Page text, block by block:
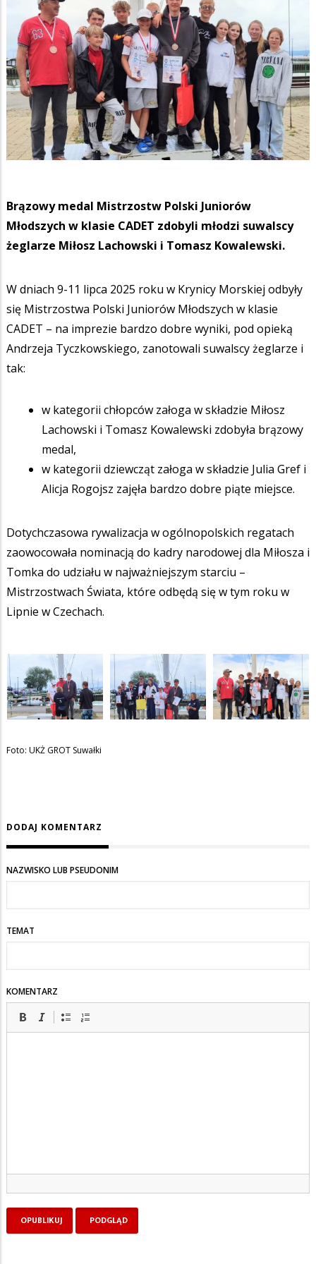
Brązowy medal Mistrzostw Polski Juniorów
Młodszych w klasie CADET zdobyli młodzi suwalscy
żeglarze Miłosz Lachowski i Tomasz Kowalewski.
W dniach 9-11 lipca 2025 roku w Krynicy Morskiej odbyły
się Mistrzostwa Polski Juniorów Młodszych w klasie
CADET – na imprezie bardzo dobre wyniki, pod opieką
Andrzeja Tyczkowskiego, zanotowali suwalscy żeglarze i
tak:
w kategorii chłopców załoga w składzie Miłosz
Lachowski i Tomasz Kowalewski zdobyła brązowy
medal,
w kategorii dziewcząt załoga w składzie Julia Gref i
Alicja Rogojsz zajęła bardzo dobre piąte miejsce.
Dotychczasowa rywalizacja w ogólnopolskich regatach
zaowocowała nominacją do kadry narodowej dla Miłosza i
Tomka do udziału w najważniejszym starciu –
Mistrzostwach Świata, które odbędą się w tym roku w
Lipnie w Czechach.
Foto: UKŻ GROT Suwałki
DODAJ KOMENTARZ
NAZWISKO LUB PSEUDONIM
TEMAT
KOMENTARZ